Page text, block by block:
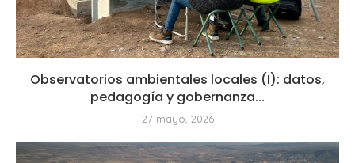
Observatorios ambientales locales (I): datos,
pedagogía y gobernanza...
27 mayo, 2026